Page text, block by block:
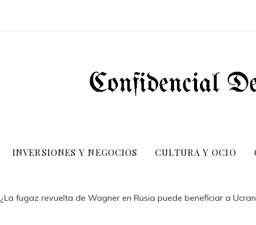
INVERSIONES Y NEGOCIOS CULTURA Y OCIO
¿La fugaz revuelta de Wagner en Rusia puede beneficiar a